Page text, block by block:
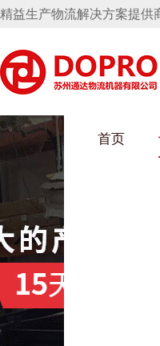
精益生产物流解决方案提供商
首页
葫芦娃短视频
丝车/纺丝车
乌龟车/平台车
钢板箱
货架系统
化纤纺织行业
化工行业